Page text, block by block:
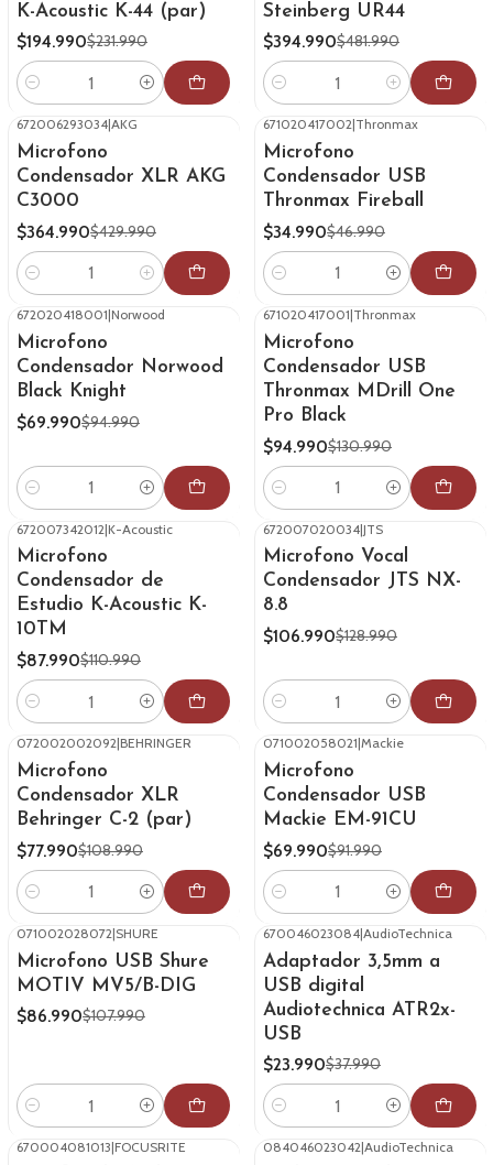
K-Acoustic K-44 (par)
$194.990$231.990
Cantidad
Steinberg UR44
$394.990$481.990
Cantidad
672006293034|AKG
Microfono
Condensador XLR AKG
C3000
$364.990$429.990
Cantidad
671020417002|Thronmax
Microfono
Condensador USB
Thronmax Fireball
$34.990$46.990
Cantidad
672020418001|Norwood
Microfono
Condensador Norwood
Black Knight
$69.990$94.990
Cantidad
671020417001|Thronmax
Microfono
Condensador USB
Thronmax MDrill One
Pro Black
$94.990$130.990
Cantidad
-21%OFF
672007342012|K-Acoustic
Microfono
Condensador de
Estudio K-Acoustic K-
10TM
$87.990$110.990
Cantidad
-17%OFF
672007020034|JTS
Microfono Vocal
Condensador JTS NX-
8.8
$106.990$128.990
Cantidad
072002002092|BEHRINGER
Microfono
Condensador XLR
Behringer C-2 (par)
$77.990$108.990
Cantidad
071002058021|Mackie
Microfono
Condensador USB
Mackie EM-91CU
$69.990$91.990
Cantidad
-19%OFF
071002028072|SHURE
Microfono USB Shure
MOTIV MV5/B-DIG
$86.990$107.990
Cantidad
-37% OFF
670046023084|AudioTechnica
Adaptador 3,5mm a
USB digital
Audiotechnica ATR2x-
USB
$23.990$37.990
Cantidad
670004081013|FOCUSRITE 084046023042|AudioTechnica